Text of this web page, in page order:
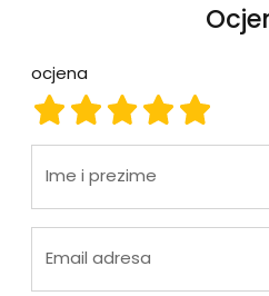
ocjena
ocjena
ocjena 4
ocjena 3
ocjena 2
ocjena 1
Ime i prezime
Email adresa